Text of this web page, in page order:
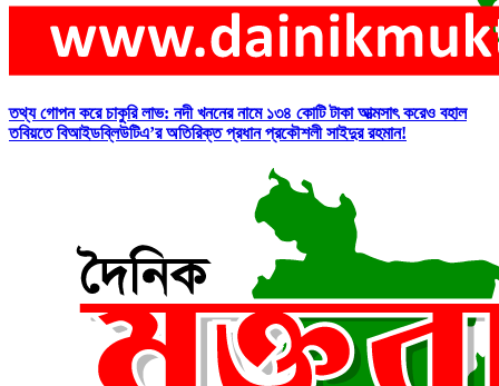
তথ্য গোপন করে চাকুরি লাভ: নদী খননের নামে ১৩৪ কোটি টাকা আত্মসাৎ করেও বহাল
তবিয়তে বিআইডব্লিউটিএ’র অতিরিক্ত প্রধান প্রকৌশলী সাইদুর রহমান!